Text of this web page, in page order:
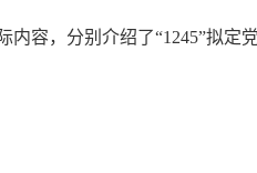
容，分别介绍了“1245”拟定